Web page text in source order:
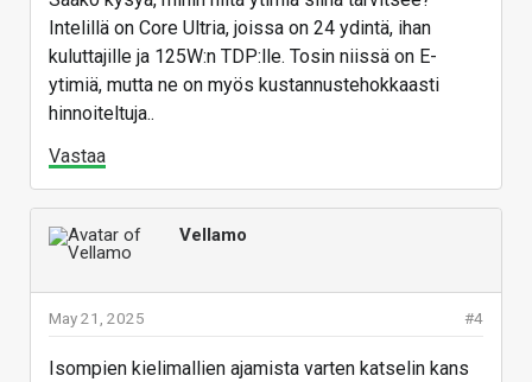
Intelillä on Core Ultria, joissa on 24 ydintä, ihan
kuluttajille ja 125W:n TDP:lle. Tosin niissä on E-
ytimiä, mutta ne on myös kustannustehokkaasti
hinnoiteltuja..
Vastaa
Vellamo
#4
May 21, 2025
Isompien kielimallien ajamista varten katselin kans